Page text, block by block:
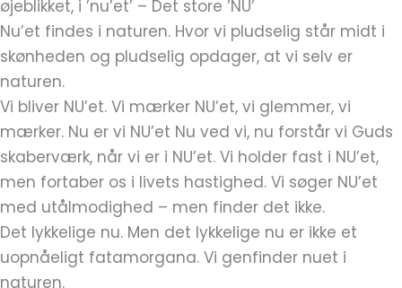
øjeblikket, i ’nu’et’ – Det store ’NU’
Nu’et findes i naturen. Hvor vi pludselig står midt i
skønheden og pludselig opdager, at vi selv er
naturen.
Vi bliver NU’et. Vi mærker NU’et, vi glemmer, vi
mærker. Nu er vi NU’et Nu ved vi, nu forstår vi Guds
skaberværk, når vi er i NU’et. Vi holder fast i NU’et,
men fortaber os i livets hastighed. Vi søger NU’et
med utålmodighed – men finder det ikke.
Det lykkelige nu. Men det lykkelige nu er ikke et
uopnåeligt fatamorgana. Vi genfinder nuet i
naturen.